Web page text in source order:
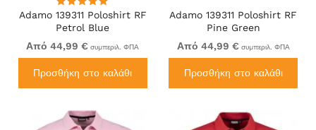
Adamo 139311 Poloshirt RF
Petrol Blue
Από 44,99 € συμπεριλ. ΦΠΑ
Προσθήκη στο καλάθι
Adamo 139311 Poloshirt RF
Pine Green
Από 44,99 € συμπεριλ. ΦΠΑ
Προσθήκη στο καλάθι